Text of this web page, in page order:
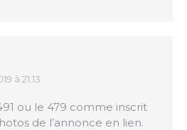
à 21:13
ou le 479 comme inscrit
de l’annonce en lien.